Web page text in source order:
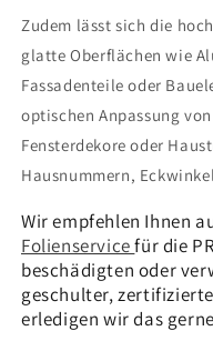
Zudem lässt sich die
glatte Oberflächen wie
Fassadenteile oder
optischen Anpassung
Fensterdekore oder
Hausnummern,
Wir empfehlen Ihnen
Folienservicefür die
beschädigten oder
geschulter,
erledigen wir das